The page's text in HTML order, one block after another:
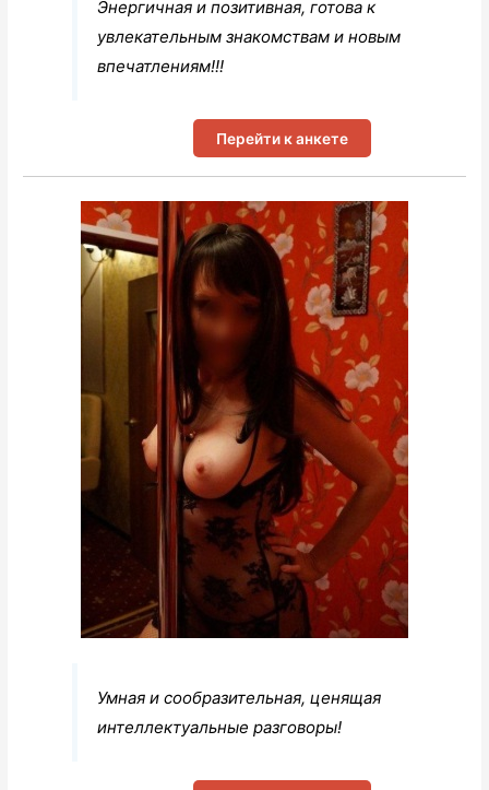
Энергичная и позитивная, готова к
увлекательным знакомствам и новым
впечатлениям!!!
Перейти к анкете
Умная и сообразительная, ценящая
интеллектуальные разговоры!